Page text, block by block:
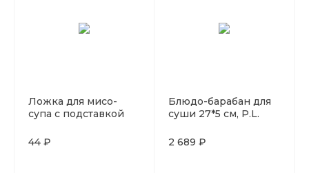
Ложка для мисо-
супа с подставкой
Proff Cuisine
44 ₽
Блюдо-барабан для
суши 27*5 см, P.L.
2 689 ₽